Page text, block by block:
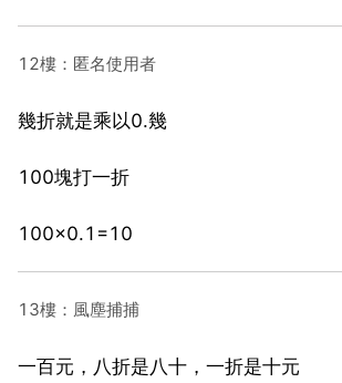
12樓：匿名使用者
幾折就是乘以0.幾
100塊打一折
100×0.1=10
13樓：風塵捕捕
一百元，八折是八十，一折是十元